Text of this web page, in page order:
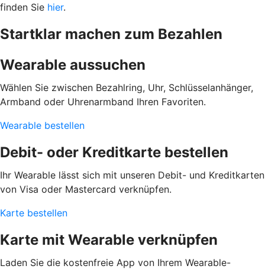
finden Sie hier.
Startklar machen zum Bezahlen
Wearable aussuchen
Wählen Sie zwischen Bezahlring, Uhr, Schlüsselanhänger,
Armband oder Uhrenarmband Ihren Favoriten.
Wearable bestellen
Debit- oder Kreditkarte bestellen
Ihr Wearable lässt sich mit unseren Debit- und Kreditkarten
von Visa oder Mastercard verknüpfen.
Karte bestellen
Karte mit Wearable verknüpfen
Laden Sie die kostenfreie App von Ihrem Wearable-